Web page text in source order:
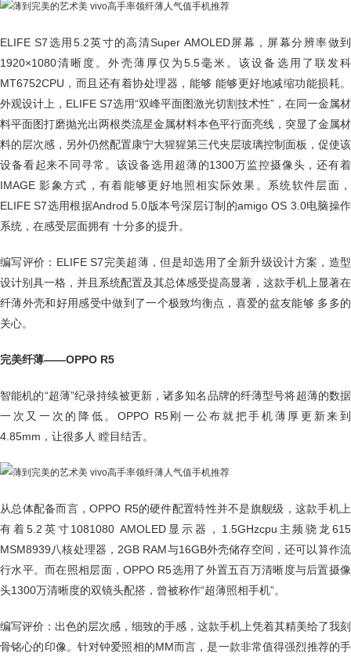
ELIFE S7选用5.2英寸的高清Super AMOLED屏幕，屏幕分辨率做到
1920×1080清晰度。外壳薄厚仅为5.5毫米。该设备选用了联发科
MT6752CPU，而且还有着协处理器，能够 能够更好地减缩功能损耗。
外观设计上，ELIFE S7选用“双峰平面图激光切割技术性”，在同一金属材
料平面图打磨抛光出两根类流星金属材料本色平行面亮线，突显了金属材
料的层次感，另外仍然配置康宁大猩猩第三代夹层玻璃控制面板，促使该
设备看起来不同寻常。该设备选用超薄的1300万监控摄像头，还有着
IMAGE 影象方式，有着能够更好地照相实际效果。系统软件层面，
ELIFE S7选用根据Androd 5.0版本号深层订制的amigo OS 3.0电脑操作
系统，在感受层面拥有 十分多的提升。
编写评价：ELIFE S7完美超薄，但是却选用了全新升级设计方案，造型
设计别具一格，并且系统配置及其总体感受提高显著，这款手机上显著在
纤薄外壳和好用感受中做到了一个极致均衡点，喜爱的盆友能够 多多的
关心。
完美纤薄——OPPO R5
智能机的“超薄”纪录持续被更新，诸多知名品牌的纤薄型号将超薄的数据
一次又一次的降低。OPPO R5刚一公布就把手机薄厚更新来到
4.85mm，让很多人 瞠目结舌。
从总体配备而言，OPPO R5的硬件配置特性并不是旗舰级，这款手机上
有着5.2英寸1081080 AMOLED显示器，1.5GHzcpu主频骁龙615
MSM8939八核处理器，2GB RAM与16GB外壳储存空间，还可以算作流
行水平。而在照相层面，OPPO R5选用了外置五百万清晰度与后置摄像
头1300万清晰度的双镜头配搭，曾被称作“超薄照相手机”。
编写评价：出色的层次感，细致的手感，这款手机上凭着其精美给了我刻
骨铭心的印像。针对钟爱照相的MM而言，是一款非常值得强烈推荐的手